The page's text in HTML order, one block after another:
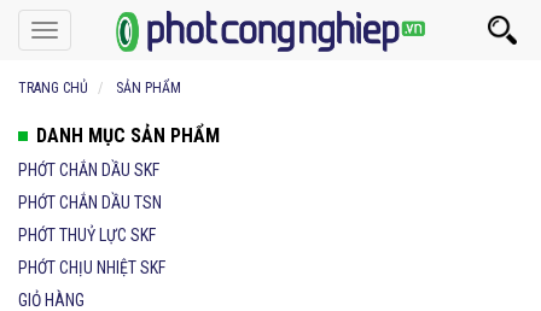
Toggle
navigation
TRANG CHỦ SẢN PHẨM
DANH MỤC SẢN PHẨM
PHỚT CHẮN DẦU SKF
PHỚT CHẮN DẦU TSN
PHỚT THUỶ LỰC SKF
PHỚT CHỊU NHIỆT SKF
GIỎ HÀNG